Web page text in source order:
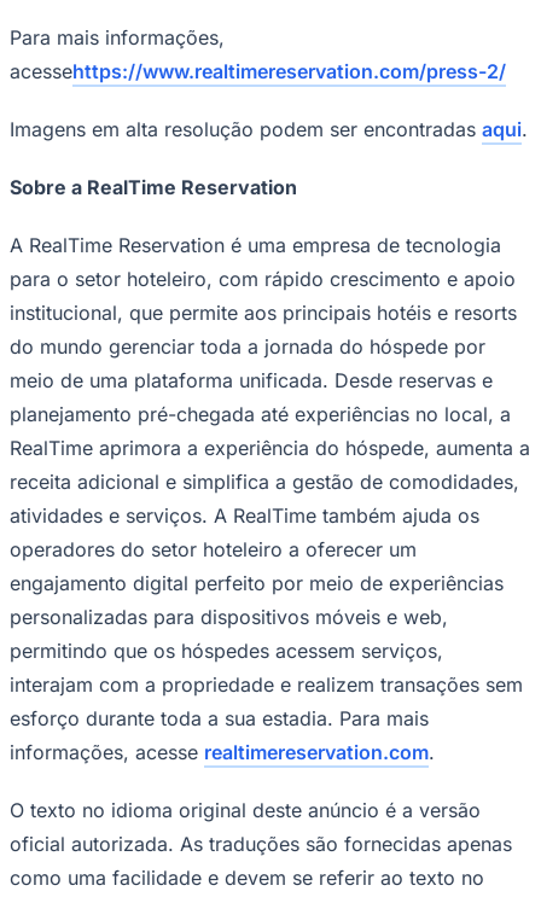
Para mais informações,
acessehttps://www.realtimereservation.com/press-2/
Imagens em alta resolução podem ser encontradas aqui.
Sobre a RealTime Reservation
A RealTime Reservation é uma empresa de tecnologia
para o setor hoteleiro, com rápido crescimento e apoio
institucional, que permite aos principais hotéis e resorts
do mundo gerenciar toda a jornada do hóspede por
meio de uma plataforma unificada. Desde reservas e
planejamento pré-chegada até experiências no local, a
RealTime aprimora a experiência do hóspede, aumenta a
receita adicional e simplifica a gestão de comodidades,
atividades e serviços. A RealTime também ajuda os
operadores do setor hoteleiro a oferecer um
engajamento digital perfeito por meio de experiências
personalizadas para dispositivos móveis e web,
permitindo que os hóspedes acessem serviços,
interajam com a propriedade e realizem transações sem
esforço durante toda a sua estadia. Para mais
informações, acesse realtimereservation.com.
O texto no idioma original deste anúncio é a versão
oficial autorizada. As traduções são fornecidas apenas
como uma facilidade e devem se referir ao texto no